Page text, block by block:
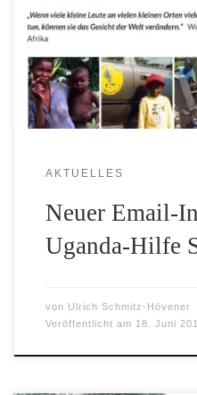
informieren, dass wir Euch /
Service der Uganda-Hilfe
haben. Damit werdet Ihr /
unser […]
AKTUELLES
Neuer Email-
Uganda-Hilfe
von Ulrich Schmitz-Hövener
Veröffentlicht am 18. Juni